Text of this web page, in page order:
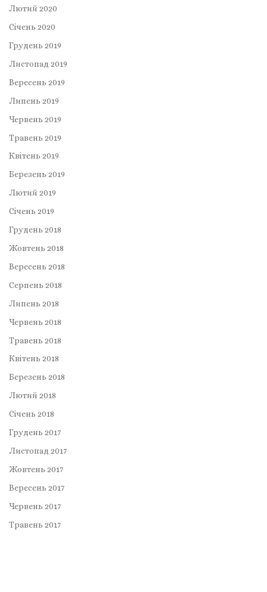
Лютий 2020
Січень 2020
Грудень 2019
Листопад 2019
Вересень 2019
Липень 2019
Червень 2019
Травень 2019
Квітень 2019
Березень 2019
Лютий 2019
Січень 2019
Грудень 2018
Жовтень 2018
Вересень 2018
Серпень 2018
Липень 2018
Червень 2018
Травень 2018
Квітень 2018
Березень 2018
Лютий 2018
Січень 2018
Грудень 2017
Листопад 2017
Жовтень 2017
Вересень 2017
Червень 2017
Травень 2017